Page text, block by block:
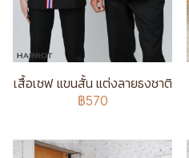
เสื้อเชฟ แขนสั้น แต่งลายธงชาติ
฿570